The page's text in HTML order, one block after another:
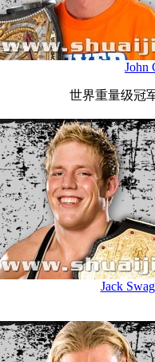
John
世界重量级冠
Jack